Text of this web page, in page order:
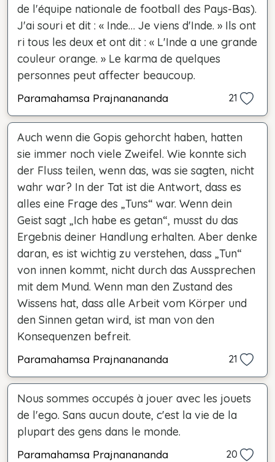
de l'équipe nationale de football des Pays-Bas).
J'ai souri et dit : « Inde… Je viens d'Inde. » Ils ont
ri tous les deux et ont dit : « L'Inde a une grande
couleur orange. » Le karma de quelques
personnes peut affecter beaucoup.
Paramahamsa Prajnanananda 21
Auch wenn die Gopis gehorcht haben, hatten
sie immer noch viele Zweifel. Wie konnte sich
der Fluss teilen, wenn das, was sie sagten, nicht
wahr war? In der Tat ist die Antwort, dass es
alles eine Frage des „Tuns“ war. Wenn dein
Geist sagt „Ich habe es getan“, musst du das
Ergebnis deiner Handlung erhalten. Aber denke
daran, es ist wichtig zu verstehen, dass „Tun“
von innen kommt, nicht durch das Aussprechen
mit dem Mund. Wenn man den Zustand des
Wissens hat, dass alle Arbeit vom Körper und
den Sinnen getan wird, ist man von den
Konsequenzen befreit.
Paramahamsa Prajnanananda 21
Nous sommes occupés à jouer avec les jouets
de l'ego. Sans aucun doute, c'est la vie de la
plupart des gens dans le monde.
Paramahamsa Prajnanananda 20